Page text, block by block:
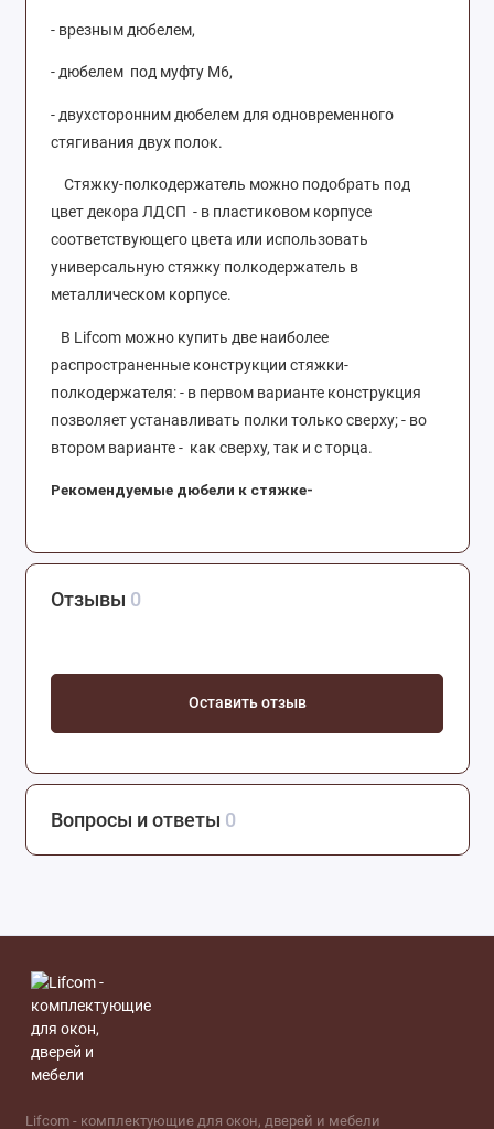
- врезным дюбелем,
- дюбелем под муфту М6,
- двухсторонним дюбелем для одновременного
стягивания двух полок.
Стяжку-полкодержатель можно подобрать под
цвет декора ЛДСП - в пластиковом корпусе
соответствующего цвета или использовать
универсальную стяжку полкодержатель в
металлическом корпусе.
В Lifcom можно купить две наиболее
распространенные конструкции стяжки-
полкодержателя: - в первом варианте конструкция
позволяет устанавливать полки только сверху; - во
втором варианте - как сверху, так и с торца.
Рекомендуемые дюбели к стяжке-
PRM0093 - TI17 Дюбель для полкодерж.,L=11
Отзывы 0
Оставить отзыв
Вопросы и ответы 0
Lifcom - комплектующие для окон, дверей и мебели